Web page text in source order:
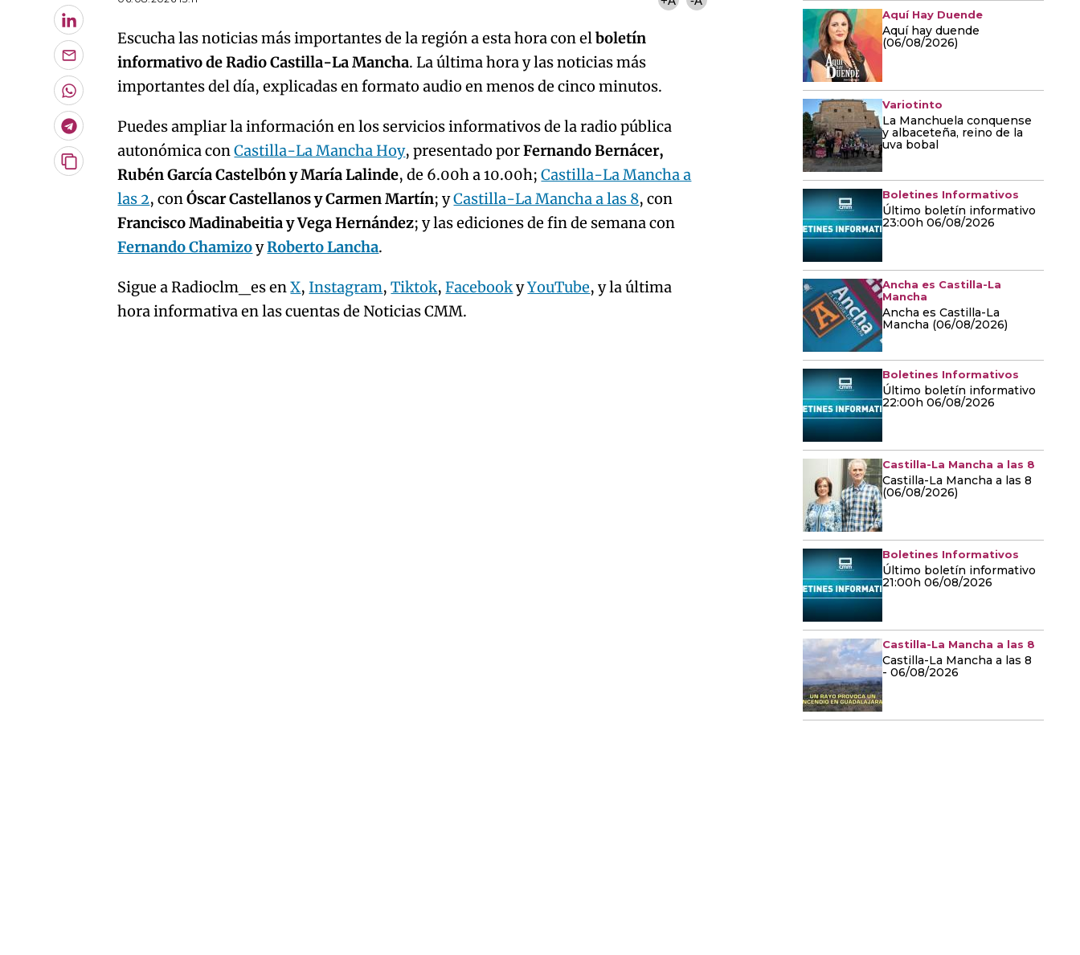
LinkedIn
Enviar
por
Email
Whatsapp
Telegram
Copiar
artículo
Escucha las noticias más importantes de la región a esta hora con elboletín
informativo de Radio Castilla-La Mancha. La última hora y las noticias más
importantes del día, explicadas en formato audio en menos de cinco minutos.
Puedes ampliar la información en los servicios informativos de la radio pública
autonómica conCastilla-La Mancha Hoy, presentado porFernando Bernácer,
Rubén García Castelbón y María Lalinde, de 6.00h a 10.00h;Castilla-La Mancha a
las 2, conÓscar Castellanos y Carmen Martín; yCastilla-La Mancha a las 8, con
Francisco Madinabeitia y Vega Hernández; y las ediciones de fin de semana con
Fernando ChamizoyRoberto Lancha.
Sigue a Radioclm_es enX, Instagram,Tiktok,FacebookyYouTube, y la última
hora informativa en las cuentas de Noticias CMM.
Aquí Hay Duende
Aquí hay duende
(06/08/2026)
Variotinto
La Manchuela conquense
y albaceteña, reino de la
uva bobal
Boletines Informativos
Último boletín informativo
23:00h 06/08/2026
Ancha es Castilla-La
Mancha
Ancha es Castilla-La
Mancha (06/08/2026)
Boletines Informativos
Último boletín informativo
22:00h 06/08/2026
Castilla-La Mancha a las 8
Castilla-La Mancha a las 8
(06/08/2026)
Boletines Informativos
Último boletín informativo
21:00h 06/08/2026
Castilla-La Mancha a las 8
Castilla-La Mancha a las 8
- 06/08/2026